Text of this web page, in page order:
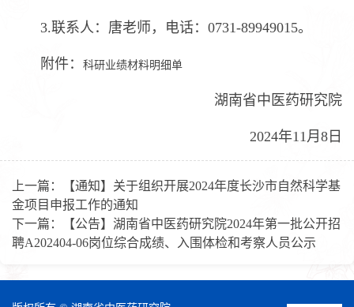
3.联系人：唐老师，电话：0731-89949015。
附件： 科研业绩材料明细单
湖南省中医药研究院
2024年11月8日
上一篇：
【通知】关于组织开展2024年度长沙市自然科学基
金项目申报工作的通知
下一篇：
【公告】湖南省中医药研究院2024年第一批公开招
聘A202404-06岗位综合成绩、入围体检和考察人员公示